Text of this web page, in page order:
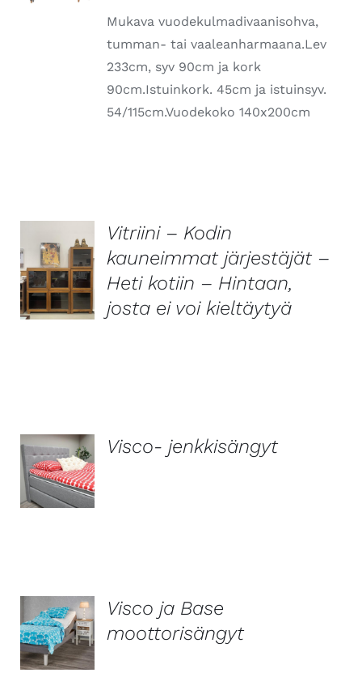
Mukava vuodekulmadivaanisohva,
tumman- tai vaaleanharmaana.Lev
233cm, syv 90cm ja kork
90cm.Istuinkork. 45cm ja istuinsyv.
54/115cm.Vuodekoko 140x200cm
LISÄTIEDOT
Vitriini – Kodin
kauneimmat järjestäjät –
Heti kotiin – Hintaan,
josta ei voi kieltäytyä
LISÄTIEDOT
Visco- jenkkisängyt
LISÄTIEDOT
Visco ja Base
moottorisängyt